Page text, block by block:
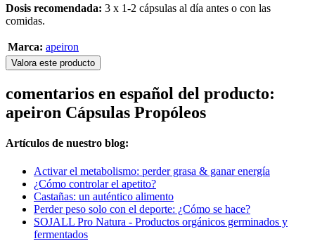
Dosis recomendada: 3 x 1-2 cápsulas al día antes o con las
comidas.
Marca: apeiron
Valora este producto
comentarios en español del producto:
apeiron Cápsulas Propóleos
Artículos de nuestro blog:
Activar el metabolismo: perder grasa & ganar energía
¿Cómo controlar el apetito?
Castañas: un auténtico alimento
Perder peso solo con el deporte: ¿Cómo se hace?
SOJALL Pro Natura - Productos orgánicos germinados y
fermentados